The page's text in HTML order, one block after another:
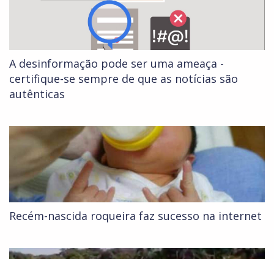
A desinformação pode ser uma ameaça -
certifique-se sempre de que as notícias são
autênticas
Recém-nascida roqueira faz sucesso na internet